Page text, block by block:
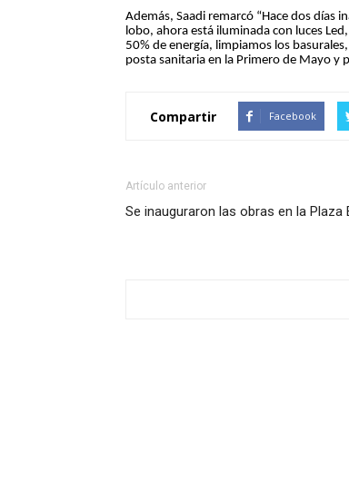
Además, Saadi remarcó “Hace dos días
lobo, ahora está iluminada con luces
50% de energía, limpiamos los
posta sanitaria en la Primero de Mayo y
Compartir Facebook
Artículo anterior
Se inauguraron las obras en la Plaza